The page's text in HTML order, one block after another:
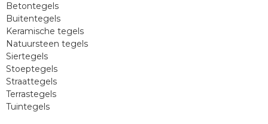
Betontegels
Buitentegels
Keramische tegels
Natuursteen tegels
Siertegels
Stoeptegels
Straattegels
Terrastegels
Tuintegels